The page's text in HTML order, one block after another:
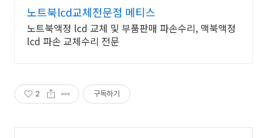
노트북lcd교체전문점 메티스
노트북액정 lcd 교체 및 부품판매 파손수리, 맥북액정
lcd 파손 교체수리 전문
2 구독하기